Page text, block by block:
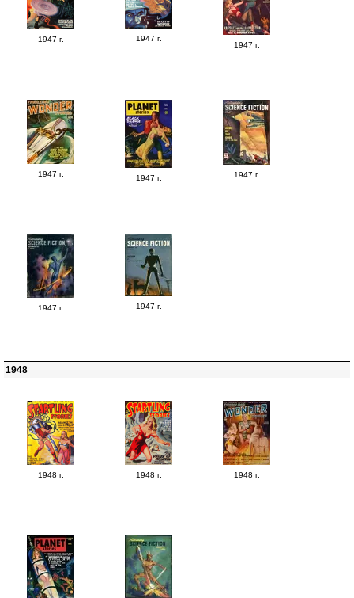
1947 г. 1947 г.
1947 г.
1947 г. 1947 г. 1947 г.
1947 г. 1947 г.
1948
1948 г. 1948 г. 1948 г.